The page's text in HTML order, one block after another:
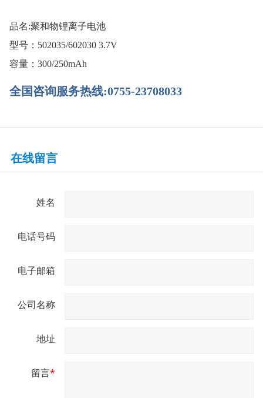
品名:聚和物锂离子电池
型号：502035/602030 3.7V
容量：300/250mAh
全国咨询服务热线:0755-23708033
在线留言
姓名
电话号码
电子邮箱
公司名称
地址
留言*